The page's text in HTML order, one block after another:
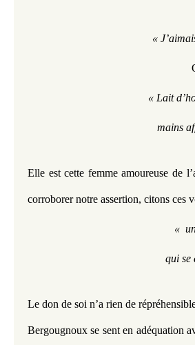
«
« Lait
mains
Elle est cette femme amoureuse de
corroborer notre assertion, citons ces
«
qui se
Le don de soi n’a rien de
Bergougnoux se sent en adéquation